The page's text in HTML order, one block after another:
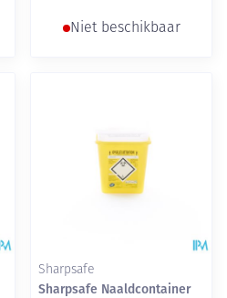
Niet beschikbaar
Sharpsafe
Sharpsafe Naaldcontainer